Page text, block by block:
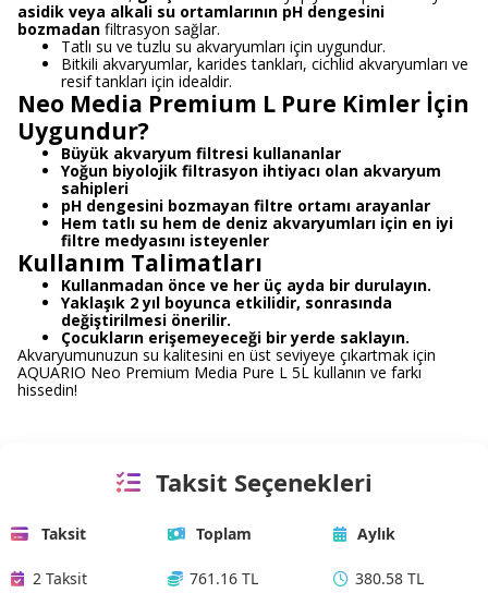
asidik veya alkali su ortamlarının pH dengesini
bozmadan filtrasyon sağlar.
Tatlı su ve tuzlu su akvaryumları için uygundur.
Bitkili akvaryumlar, karides tankları, cichlid akvaryumları ve
resif tankları için idealdir.
Neo Media Premium L Pure Kimler İçin
Uygundur?
Büyük akvaryum filtresi kullananlar
Yoğun biyolojik filtrasyon ihtiyacı olan akvaryum
sahipleri
pH dengesini bozmayan filtre ortamı arayanlar
Hem tatlı su hem de deniz akvaryumları için en iyi
filtre medyasını isteyenler
Kullanım Talimatları
Kullanmadan önce ve her üç ayda bir durulayın.
Yaklaşık 2 yıl boyunca etkilidir, sonrasında
değiştirilmesi önerilir.
Çocukların erişemeyeceği bir yerde saklayın.
Akvaryumunuzun su kalitesini en üst seviyeye çıkartmak için
AQUARIO Neo Premium Media Pure L 5L kullanın ve farkı
hissedin!
Taksit Seçenekleri
Taksit Toplam Aylık
2 Taksit 761.16 TL 380.58 TL